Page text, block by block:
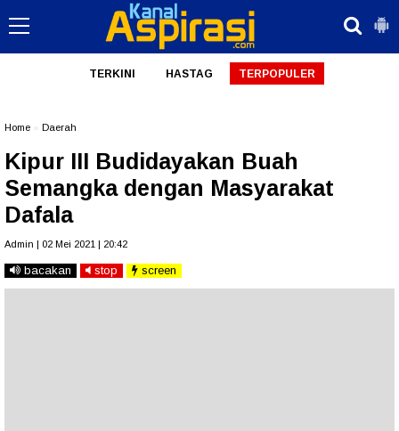
TERKINI HASTAG TERPOPULER
Home Daerah
Kipur III Budidayakan Buah
Semangka dengan Masyarakat
Dafala
Admin | 02 Mei 2021 | 20:42
bacakan stop screen